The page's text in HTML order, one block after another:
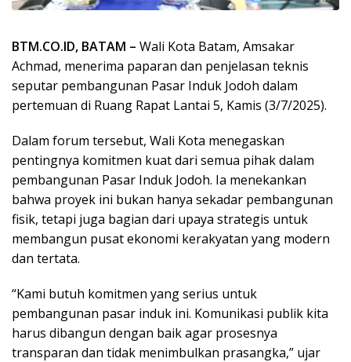
BTM.CO.ID, BATAM – Wali Kota Batam, Amsakar
Achmad, menerima paparan dan penjelasan teknis
seputar pembangunan Pasar Induk Jodoh dalam
pertemuan di Ruang Rapat Lantai 5, Kamis (3/7/2025).
Dalam forum tersebut, Wali Kota menegaskan
pentingnya komitmen kuat dari semua pihak dalam
pembangunan Pasar Induk Jodoh. Ia menekankan
bahwa proyek ini bukan hanya sekadar pembangunan
fisik, tetapi juga bagian dari upaya strategis untuk
membangun pusat ekonomi kerakyatan yang modern
dan tertata.
“Kami butuh komitmen yang serius untuk
pembangunan pasar induk ini. Komunikasi publik kita
harus dibangun dengan baik agar prosesnya
transparan dan tidak menimbulkan prasangka,” ujar